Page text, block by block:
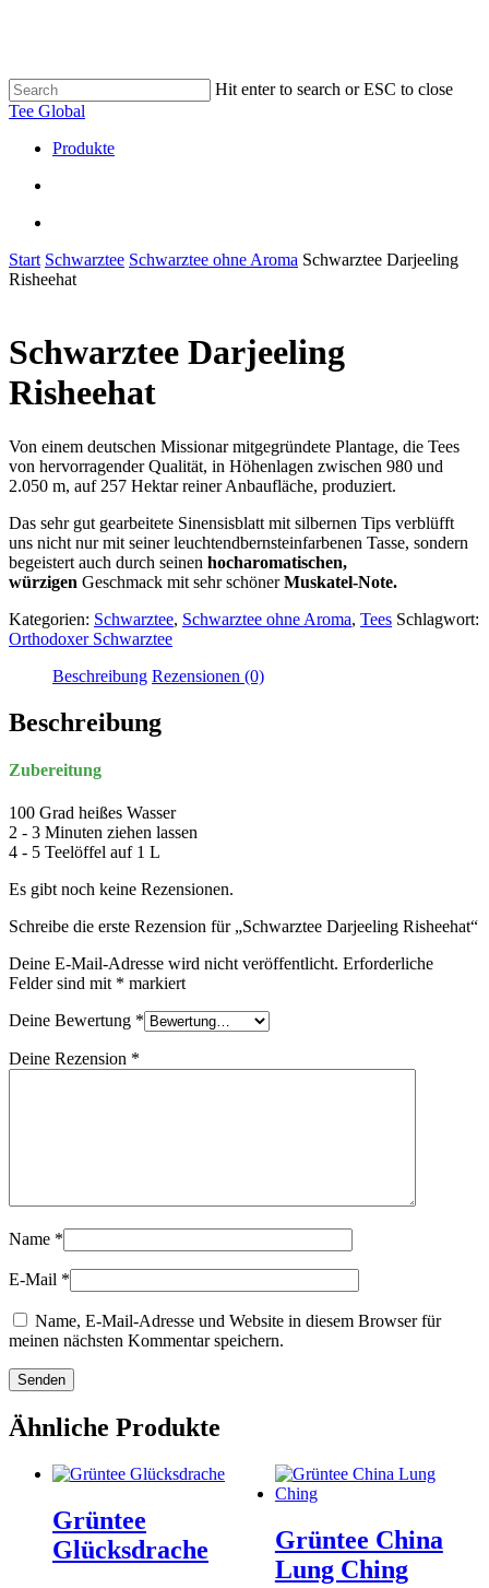
content
Hit enter to search or ESC to close
Close
Tee Global
search
Menu
Produkte
Start Schwarztee Schwarztee ohne Aroma Schwarztee Darjeeling
Risheehat
Schwarztee Darjeeling
Risheehat
Von einem deutschen Missionar mitgegründete Plantage, die Tees
von hervorragender Qualität, in Höhenlagen zwischen 980 und
2.050 m, auf 257 Hektar reiner Anbaufläche, produziert.
Das sehr gut gearbeitete Sinensisblatt mit silbernen Tips verblüfft
uns nicht nur mit seiner leuchtendbernsteinfarbenen Tasse, sondern
begeistert auch durch seinen hocharomatischen,
würzigen Geschmack mit sehr schönerMuskatel-Note.
Kategorien: Schwarztee, Schwarztee ohne Aroma, Tees Schlagwort:
Orthodoxer Schwarztee
Beschreibung Rezensionen (0)
Beschreibung
Zubereitung
100 Grad heißes Wasser
2 - 3 Minuten ziehen lassen
4 - 5 Teelöffel auf 1 L
Es gibt noch keine Rezensionen.
Schreibe die erste Rezension für „Schwarztee Darjeeling Risheehat“
Deine E-Mail-Adresse wird nicht veröffentlicht. Erforderliche
Felder sind mit * markiert
Deine Bewertung *
Deine Rezension *
Name *
E-Mail *
Name, E-Mail-Adresse und Website in diesem Browser für
meinen nächsten Kommentar speichern.
Ähnliche Produkte
Grüntee
Glücksdrache
Grüntee China
Lung Ching